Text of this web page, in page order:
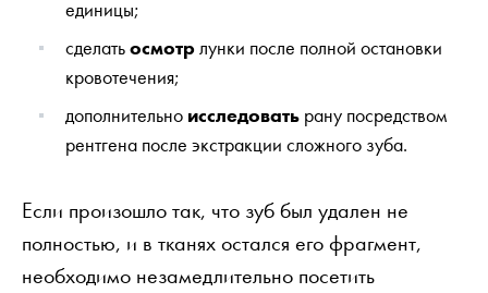
единицы;
сделатьосмотрлунки после полной остановки
кровотечения;
дополнительно исследовать рану посредством
рентгена после экстракции сложного зуба.
Если произошло так, что зуб был удален не
полностью, и в тканях остался его фрагмент,
необходимо незамедлительно посетить